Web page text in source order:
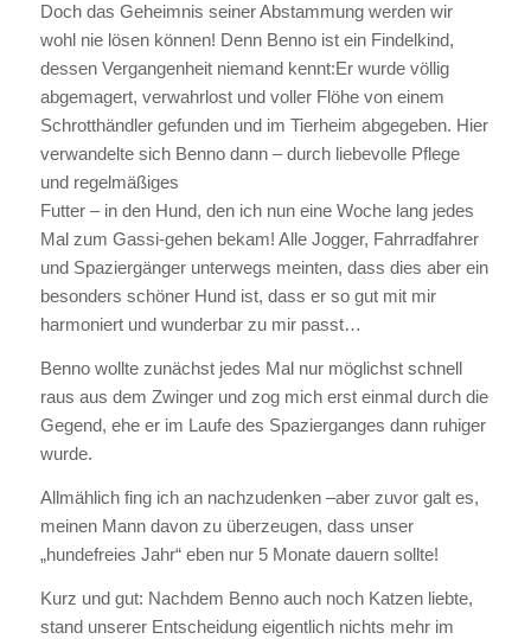
Doch das Geheimnis seiner Abstammung werden wir
wohl nie lösen können! Denn Benno ist ein Findelkind,
dessen Vergangenheit niemand kennt:Er wurde völlig
abgemagert, verwahrlost und voller Flöhe von einem
Schrotthändler gefunden und im Tierheim abgegeben. Hier
verwandelte sich Benno dann – durch liebevolle Pflege
und regelmäßiges
Futter – in den Hund, den ich nun eine Woche lang jedes
Mal zum Gassi-gehen bekam! Alle Jogger, Fahrradfahrer
und Spaziergänger unterwegs meinten, dass dies aber ein
besonders schöner Hund ist, dass er so gut mit mir
harmoniert und wunderbar zu mir passt…
Benno wollte zunächst jedes Mal nur möglichst schnell
raus aus dem Zwinger und zog mich erst einmal durch die
Gegend, ehe er im Laufe des Spazierganges dann ruhiger
wurde.
Allmählich fing ich an nachzudenken –aber zuvor galt es,
meinen Mann davon zu überzeugen, dass unser
„hundefreies Jahr“ eben nur 5 Monate dauern sollte!
Kurz und gut: Nachdem Benno auch noch Katzen liebte,
stand unserer Entscheidung eigentlich nichts mehr im